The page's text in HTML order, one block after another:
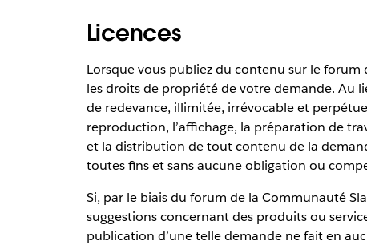
Licences
Lorsque vous publiez du contenu sur le forum
les droits de propriété de votre demande. Au
de redevance, illimitée, irrévocable et
reproduction, l’affichage, la préparation de
et la distribution de tout contenu de la
toutes fins et sans aucune obligation ou
Si, par le biais du forum de la Communauté
suggestions concernant des produits ou
publication d’une telle demande ne fait en